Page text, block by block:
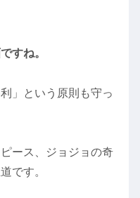
すね。
」という原則も守っ
ース、ジョジョの奇
です。